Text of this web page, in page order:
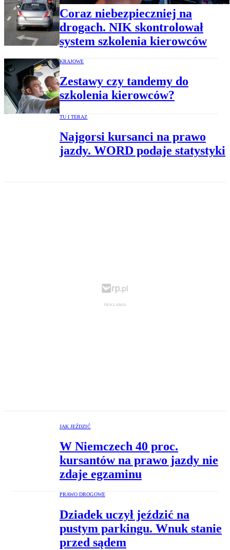
Coraz niebezpieczniej na
drogach. NIK skontrolował
system szkolenia kierowców
KRAJOWE
Zestawy czy tandemy do
szkolenia kierowców?
TU I TERAZ
Najgorsi kursanci na prawo
jazdy. WORD podaje statystyki
JAK JEŹDZIĆ
W Niemczech 40 proc.
kursantów na prawo jazdy nie
zdaje egzaminu
PRAWO DROGOWE
Dziadek uczył jeździć na
pustym parkingu. Wnuk stanie
przed sądem